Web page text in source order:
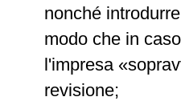
nonché
modo che in
l'impresa
revisione;